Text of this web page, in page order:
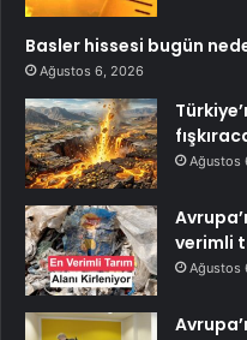
Basler hissesi bugün
Ağustos 6, 2026
Ağustos
verimli
Ağustos